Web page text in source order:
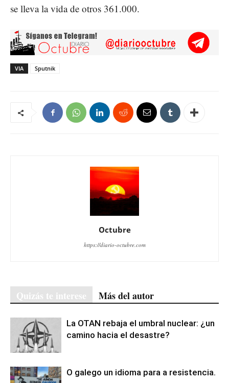
se lleva la vida de otros 361.000.
VIA Sputnik
Octubre
https://diario-octubre.com
Quizás te interese Más del autor
La OTAN rebaja el umbral nuclear: ¿un
camino hacia el desastre?
O galego un idioma para a resistencia.